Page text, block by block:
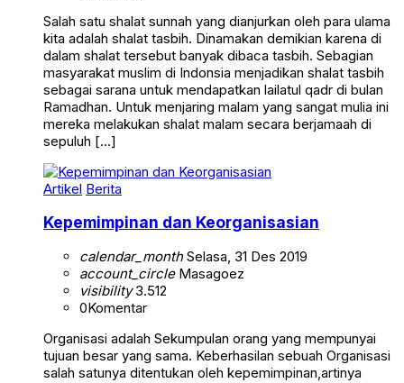
Salah satu shalat sunnah yang dianjurkan oleh para ulama
kita adalah shalat tasbih. Dinamakan demikian karena di
dalam shalat tersebut banyak dibaca tasbih. Sebagian
masyarakat muslim di Indonsia menjadikan shalat tasbih
sebagai sarana untuk mendapatkan lailatul qadr di bulan
Ramadhan. Untuk menjaring malam yang sangat mulia ini
mereka melakukan shalat malam secara berjamaah di
sepuluh […]
Artikel Berita
Kepemimpinan dan Keorganisasian
calendar_monthSelasa, 31 Des 2019
account_circleMasagoez
visibility3.512
0Komentar
Organisasi adalah Sekumpulan orang yang mempunyai
tujuan besar yang sama. Keberhasilan sebuah Organisasi
salah satunya ditentukan oleh kepemimpinan,artinya